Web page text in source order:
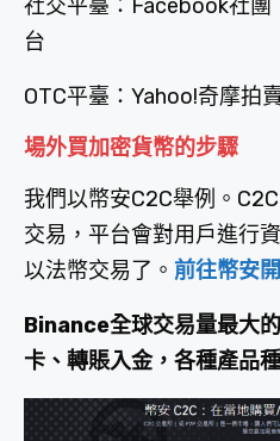
社交平臺：Facebook社團
台
OTC平臺：Yahoo!奇摩拍
場外買加密貨幣的步驟
我們以幣安C2C舉例。
交易，平台會對用戶進行
以法幣交易了。 前往幣安
Binance全球交易量最大
卡、轉賬入金，各種產品